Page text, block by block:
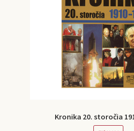
Kronika 20. storočia